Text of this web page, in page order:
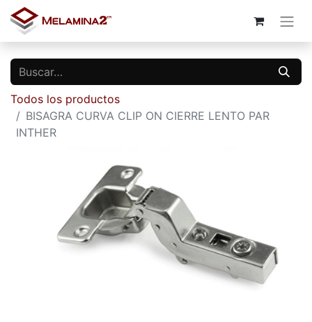
Todos los productos
BISAGRA CURVA CLIP ON CIERRE LENTO PAR
INTHER